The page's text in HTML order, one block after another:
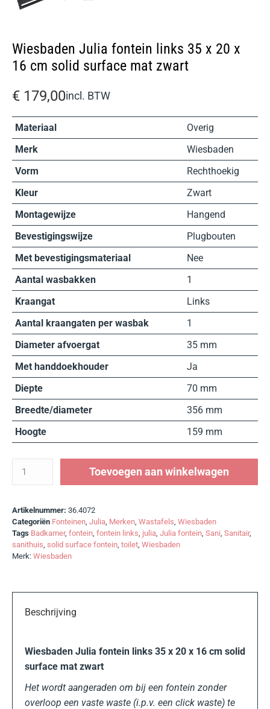
Wiesbaden Julia fontein links 35 x 20 x
16 cm solid surface mat zwart
€ 179,00incl. BTW
Materiaal
Overig
Merk
Wiesbaden
Vorm
Rechthoekig
Kleur
Zwart
Montagewijze
Hangend
Bevestigingswijze
Plugbouten
Met bevestigingsmateriaal
Nee
Aantal wasbakken
1
Kraangat
Links
Aantal kraangaten per wasbak
1
Diameter afvoergat
35 mm
Met handdoekhouder
Ja
Diepte
70 mm
Breedte/diameter
356 mm
Hoogte
159 mm
Toevoegen aan winkelwagen
Artikelnummer: 36.4072
Categoriën Fonteinen, Julia, Merken, Wastafels, Wiesbaden
Tags Badkamer, fontein, fontein links, julia, Julia fontein, Sani, Sanitair,
sanithuis, solid surface fontein, toilet, Wiesbaden
Merk: Wiesbaden
Beschrijving
Wiesbaden Julia fontein links 35 x 20 x 16 cm solid
surface mat zwart
Het wordt aangeraden om bij een fontein zonder
overloop een vaste waste (i.p.v. een click waste) te